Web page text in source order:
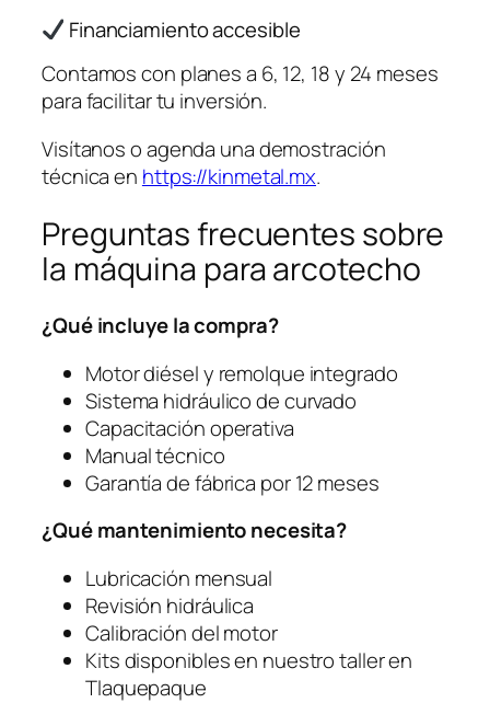
Financiamiento accesible
Contamos con planes a 6, 12, 18 y 24 meses
para facilitar tu inversión.
Visítanos o agenda una demostración
técnica en https://kinmetal.mx.
Preguntas frecuentes sobre
la máquina para arcotecho
¿Qué incluye la compra?
Motor diésel y remolque integrado
Sistema hidráulico de curvado
Capacitación operativa
Manual técnico
Garantía de fábrica por 12 meses
¿Qué mantenimiento necesita?
Lubricación mensual
Revisión hidráulica
Calibración del motor
Kits disponibles en nuestro taller en
Tlaquepaque